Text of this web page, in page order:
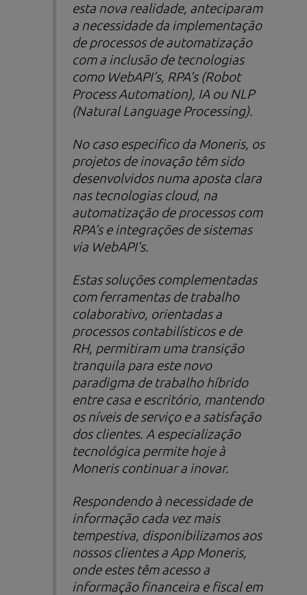
esta nova realidade, anteciparam
a necessidade da implementação
de processos de automatização
com a inclusão de tecnologias
como WebAPI’s, RPA’s (Robot
Process Automation), IA ou NLP
(Natural Language Processing).
No caso especifico da Moneris, os
projetos de inovação têm sido
desenvolvidos numa aposta clara
nas tecnologias cloud, na
automatização de processos com
RPA’s e integrações de sistemas
via WebAPI’s.
Estas soluções complementadas
com ferramentas de trabalho
colaborativo, orientadas a
processos contabilísticos e de
RH, permitiram uma transição
tranquila para este novo
paradigma de trabalho híbrido
entre casa e escritório, mantendo
os níveis de serviço e a satisfação
dos clientes. A especialização
tecnológica permite hoje à
Moneris continuar a inovar.
Respondendo à necessidade de
informação cada vez mais
tempestiva, disponibilizamos aos
nossos clientes a App Moneris,
onde estes têm acesso a
informação financeira e fiscal em